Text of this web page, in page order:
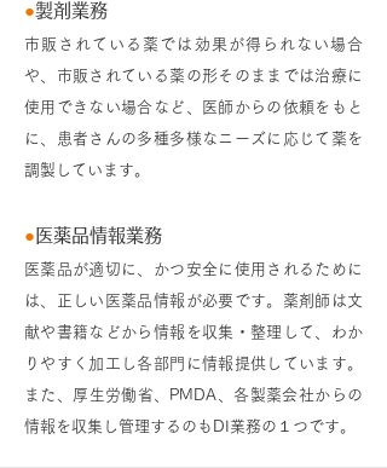
●製剤業務
市販されている薬では効果が得られない場合
や、市販されている薬の形そのままでは治療に
使用できない場合など、医師からの依頼をもと
に、患者さんの多種多様なニーズに応じて薬を
調製しています。
● 医薬品情報業務
医薬品が適切に、かつ安全に使用されるために
は、正しい医薬品情報が必要です。薬剤師は文
献や書籍などから情報を収集・整理して、わか
りやすく加工し各部門に情報提供しています。
また、厚生労働省、PMDA、各製薬会社からの
情報を収集し管理するのもDI業務の１つです。